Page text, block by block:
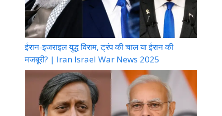
ईरान-इजराइल युद्ध विराम, ट्रंप की चाल या ईरान की
मजबूरी? | Iran Israel War News 2025